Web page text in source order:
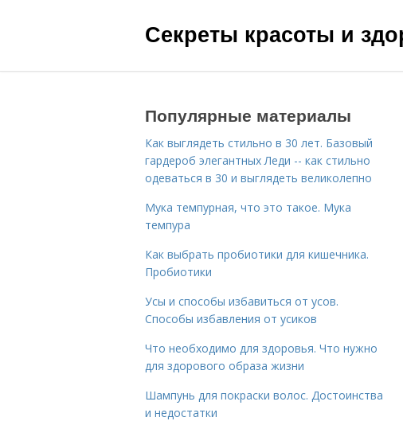
Секреты красоты и
Популярные материалы
Как выглядеть стильно в 30 лет. Базовый
гардероб элегантных Леди -- как стильно
одеваться в 30 и выглядеть великолепно
Мука темпурная, что это такое. Мука
темпура
Как выбрать пробиотики для кишечника.
Пробиотики
Усы и способы избавиться от усов.
Способы избавления от усиков
Что необходимо для здоровья. Что нужно
для здорового образа жизни
Шампунь для покраски волос. Достоинства
и недостатки